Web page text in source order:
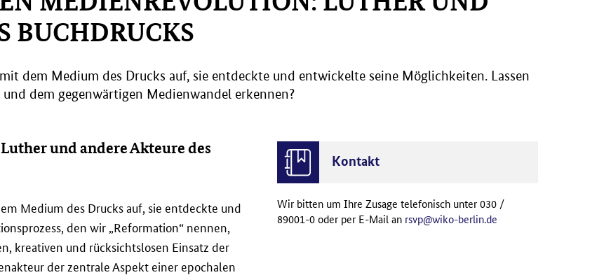
BUCHDRUCKS
dem Medium des Drucks auf, sie entdeckte und entwickelte seine Möglichkeiten. Lassen
dem gegenwärtigen Medienwandel erkennen?
und andere Akteure des
Medium des Drucks auf, sie entdeckte und
den wir „Reformation“ nennen,
kreativen und rücksichtslosen Einsatz der
der zentrale Aspekt einer epochalen
Kontakt
Wir bitten um Ihre Zusage telefonisch unter 030 /
89001-0 oder per E-Mail an rsvp@wiko-berlin.de